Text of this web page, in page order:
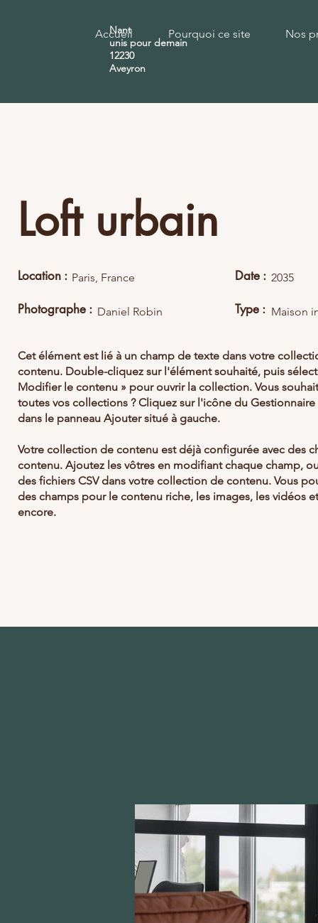
Nant
unis pour demain
12230
Aveyron
Accueil Pourquoi ce site Nos
Loft urbain
Location : Paris, France
Photographe : Daniel Robin
Date : 2035
Type : Maison
Cet élément est lié à un champ de texte dans votre
contenu. Double-cliquez sur l'élément souhaité, puis
Modifier le contenu » pour ouvrir la collection. Vous
toutes vos collections ? Cliquez sur l'icône du
dans le panneau Ajouter situé à gauche.
Votre collection de contenu est déjà configurée avec des
contenu. Ajoutez les vôtres en modifiant chaque champ,
des fichiers CSV dans votre collection de contenu. Vous
des champs pour le contenu riche, les images, les vidéos
encore.